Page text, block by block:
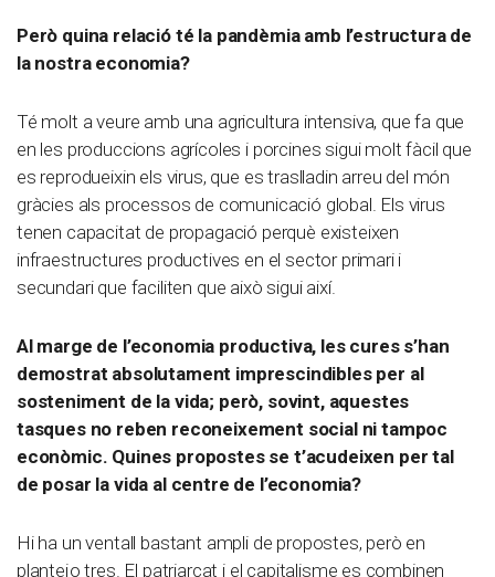
Però quina relació té la pandèmia amb l’estructura de
la nostra economia?
Té molt a veure amb una agricultura intensiva, que fa que
en les produccions agrícoles i porcines sigui molt fàcil que
es reprodueixin els virus, que es traslladin arreu del món
gràcies als processos de comunicació global. Els virus
tenen capacitat de propagació perquè existeixen
infraestructures productives en el sector primari i
secundari que faciliten que això sigui així.
Al marge de l’economia productiva, les cures s’han
demostrat absolutament imprescindibles per al
sosteniment de la vida; però, sovint, aquestes
tasques no reben reconeixement social ni tampoc
econòmic. Quines propostes se t’acudeixen per tal
de posar la vida al centre de l’economia?
Hi ha un ventall bastant ampli de propostes, però en
plantejo tres. El patriarcat i el capitalisme es combinen